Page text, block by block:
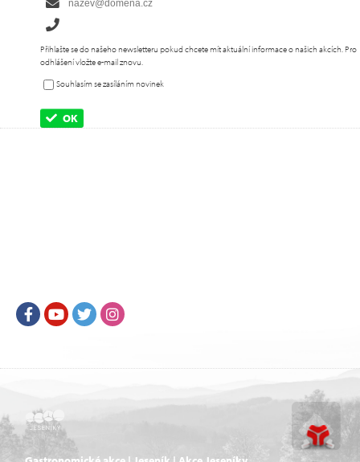
Přihlašte se do našeho newsletteru pokud chcete mít aktuální informace o našich akcích. Pro
odhlášení vložte e-mail znovu.
Souhlasím se zasíláním novinek
OK
FacebookYoutube Twitter